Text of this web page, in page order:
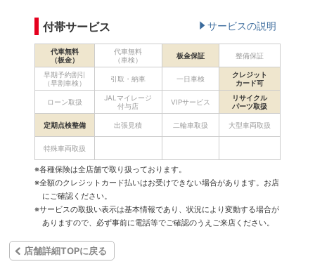
付帯サービス サービスの説明
代車無料
（板金）
代車無料
（車検）
板金保証 整備保証
早期予約割引
（早割車検）
引取・納車 一日車検
クレジット
カード可
ローン取扱
JALマイレージ
付与店
VIPサービス
リサイクル
パーツ取扱
定期点検整備 出張見積 二輪車取扱 大型車両取扱
特殊車両取扱
※各種保険は全店舗で取り扱っております。
※全額のクレジットカード払いはお受けできない場合があります。お店
にご確認ください。
※サービスの取扱い表示は基本情報であり、状況により変動する場合が
ありますので、必ず事前に電話等でご確認のうえご来店ください。
店舗詳細TOPに戻る